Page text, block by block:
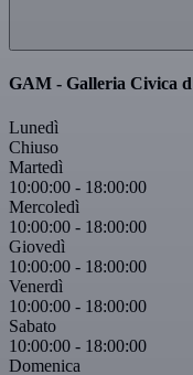
GAM - Galleria Civica
Lunedì
Chiuso
Martedì
10:00:00 - 18:00:00
Mercoledì
10:00:00 - 18:00:00
Giovedì
10:00:00 - 18:00:00
Venerdì
10:00:00 - 18:00:00
Sabato
10:00:00 - 18:00:00
Domenica